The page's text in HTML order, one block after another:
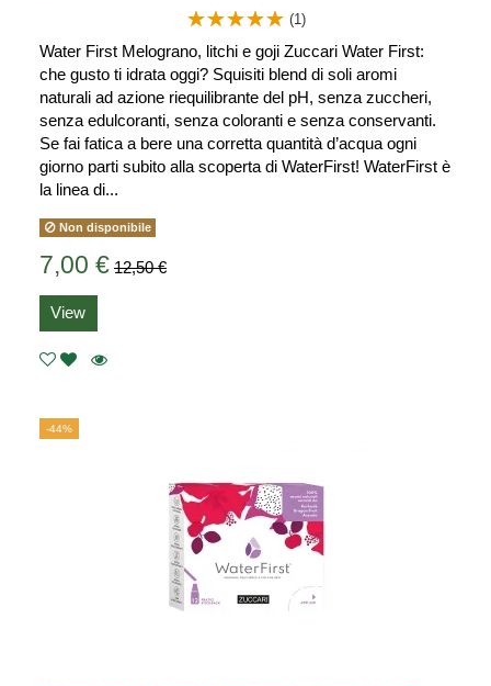
(1)
Water First Melograno, litchi e goji Zuccari Water First:
che gusto ti idrata oggi? Squisiti blend di soli aromi
naturali ad azione riequilibrante del pH, senza zuccheri,
senza edulcoranti, senza coloranti e senza conservanti.
Se fai fatica a bere una corretta quantità d’acqua ogni
giorno parti subito alla scoperta di WaterFirst! WaterFirst è
la linea di...
Non disponibile
7,00 € 12,50 €
View
-44%